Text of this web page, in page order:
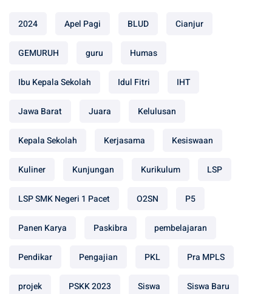
2024 Apel Pagi BLUD Cianjur
GEMURUH guru Humas
Ibu Kepala Sekolah Idul Fitri IHT
Jawa Barat Juara Kelulusan
Kepala Sekolah Kerjasama Kesiswaan
Kuliner Kunjungan Kurikulum LSP
LSP SMK Negeri 1 Pacet O2SN P5
Panen Karya Paskibra pembelajaran
Pendikar Pengajian PKL Pra MPLS
projek PSKK 2023 Siswa Siswa Baru